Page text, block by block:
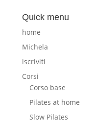
Quick menu
home
Michela
iscriviti
Corsi
Corso base
Pilates at home
Slow Pilates